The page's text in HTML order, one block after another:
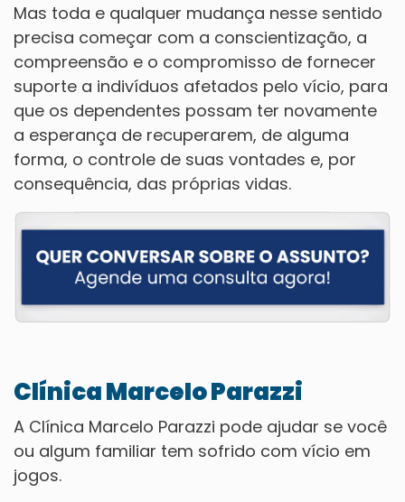
Mas toda e qualquer mudança nesse sentido
precisa começar com a conscientização, a
compreensão e o compromisso de fornecer
suporte a indivíduos afetados pelo vício, para
que os dependentes possam ter novamente
a esperança de recuperarem, de alguma
forma, o controle de suas vontades e, por
consequência, das próprias vidas.
Clínica Marcelo Parazzi
A Clínica Marcelo Parazzi pode ajudar se você
ou algum familiar tem sofrido com vício em
jogos.